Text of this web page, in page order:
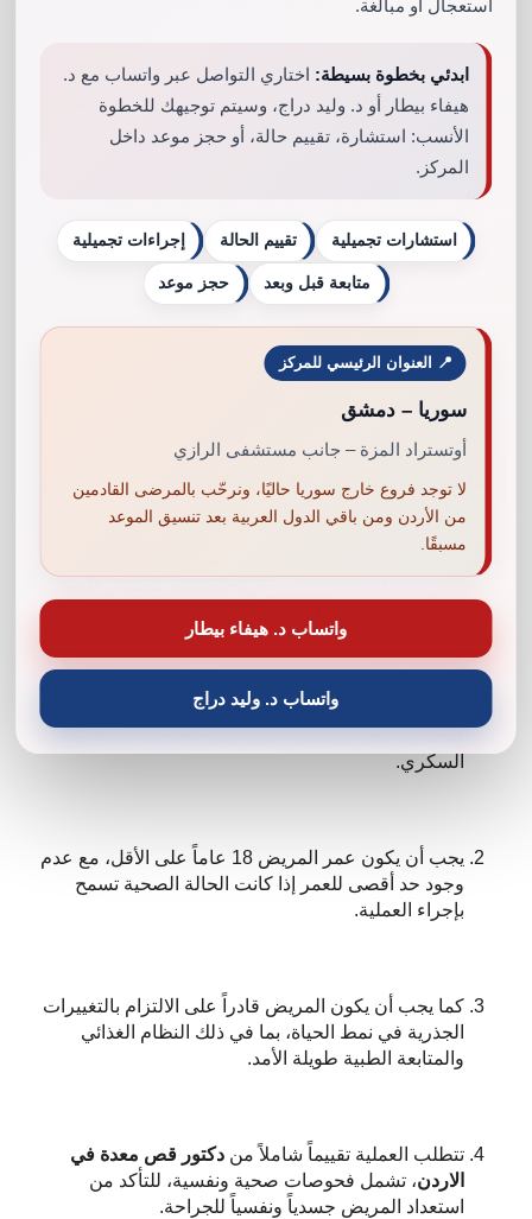
هل سئمت من الخوض في تجارب لا تنتهي بين حميات
قاسية و تمارين شاقة دون نتيجةٍ تُذكر؟
لا تقلق بعد الآن، فالحل موجود مع ’’الدكتور وليد دراج’’
أفضل دكتور قص معدة في الأردن ، لا تتردد واتصل الآن
وتخلص من الوزن الزائد خلال عدة شهور….
ما هي شروط عملية قص المعدة؟
تجدر الإشارة إلى وجود مجموعة من الشروط التي يجب
والفعالية وتتمثل تلك الشروط فيما يلي :
يُشترط أن يكون مؤشر كتلة الجسم (BMI) للمريض أعلى
من 40، أو أن يكون أعلى من 35 في حال وجود مشكلات
السكري.
يجب أن يكون عمر المريض 18 عاماً على الأقل، مع عدم
وجود حد أقصى للعمر إذا كانت الحالة الصحية تسمح
بإجراء العملية.
كما يجب أن يكون المريض قادراً على الالتزام بالتغييرات
الجذرية في نمط الحياة، بما في ذلك النظام الغذائي
والمتابعة الطبية طويلة الأمد.
تتطلب العملية تقييماً شاملاً مندكتور قص معدة في
الاردن، تشمل فحوصات صحية ونفسية، للتأكد من
استعداد المريض جسدياً ونفسياً للجراحة.
استعجال أو مبالغة.
ابدئي بخطوة بسيطة: اختاري التواصل عبر واتساب مع د.
هيفاء بيطار أو د. وليد دراج، وسيتم توجيهك للخطوة
الأنسب: استشارة، تقييم حالة، أو حجز موعد داخل
المركز.
استشارات تجميلية تقييم الحالة إجراءات تجميلية
متابعة قبل وبعد حجز موعد
📍 العنوان الرئيسي للمركز
سوريا – دمشق
أوتستراد المزة – جانب مستشفى الرازي
لا توجد فروع خارج سوريا حاليًا، ونرحّب بالمرضى القادمين
من الأردن ومن باقي الدول العربية بعد تنسيق الموعد
مسبقًا.
واتساب د. هيفاء بيطار
واتساب د. وليد دراج